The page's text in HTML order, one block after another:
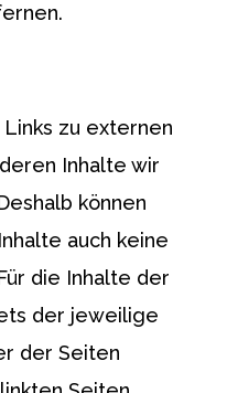
zu externen
Inhalte wir
können
auch keine
die Inhalte der
der jeweilige
der Seiten